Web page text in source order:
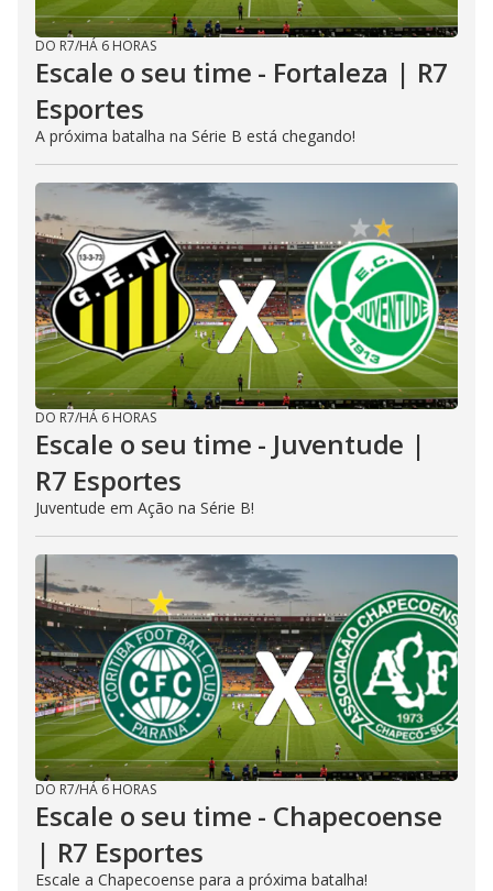
DO R7/HÁ 6 HORAS
Escale o seu time - Fortaleza | R7
Esportes
A próxima batalha na Série B está chegando!
DO R7/HÁ 6 HORAS
Escale o seu time - Juventude |
R7 Esportes
Juventude em Ação na Série B!
DO R7/HÁ 6 HORAS
Escale o seu time - Chapecoense
| R7 Esportes
Escale a Chapecoense para a próxima batalha!